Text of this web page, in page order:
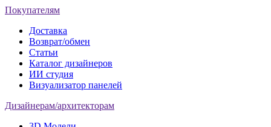
Покупателям
Доставка
Возврат/обмен
Статьи
Каталог дизайнеров
ИИ студия
Визуализатор панелей
Дизайнерам/архитекторам